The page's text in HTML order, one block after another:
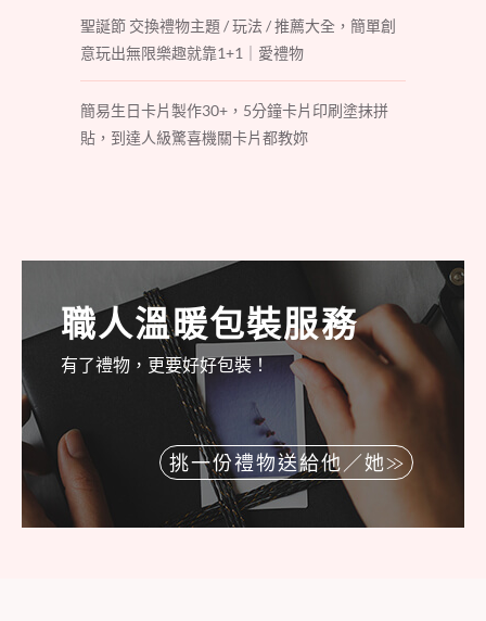
聖誕節 交換禮物主題 / 玩法 / 推薦大全，簡單創
意玩出無限樂趣就靠1+1｜愛禮物
簡易生日卡片製作30+，5分鐘卡片印刷塗抹拼
貼，到達人級驚喜機關卡片都教妳
職人溫暖包裝服務
有了禮物，更要好好包裝！
挑一份禮物送給他／她